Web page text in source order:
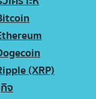
(XRP)
จ